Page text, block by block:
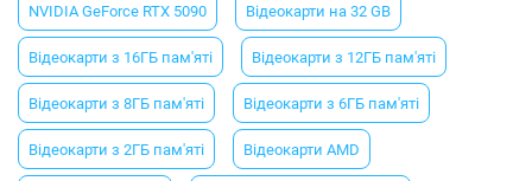
NVIDIA GeForce RTX 5090 Відеокарти на 32 GB
Відеокарти з 16ГБ пам'яті Відеокарти з 12ГБ пам'яті
Відеокарти з 8ГБ пам'яті Відеокарти з 6ГБ пам'яті
Відеокарти з 2ГБ пам'яті Відеокарти AMD